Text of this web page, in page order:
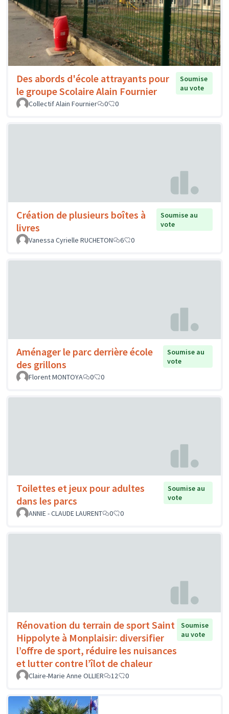
Des abords d'école attrayants pour
le groupe Scolaire Alain Fournier
Soumise
au vote
Collectif Alain Fournier
0 0
Création de plusieurs boîtes à
livres
Soumise au
vote
Vanessa Cyrielle RUCHETON
6 0
Aménager le parc derrière école
des grillons
Soumise au
vote
Florent MONTOYA
0 0
Toilettes et jeux pour adultes
dans les parcs
Soumise au
vote
ANNIE - CLAUDE LAURENT
0 0
Rénovation du terrain de sport Saint
Hippolyte à Monplaisir: diversifier
l’offre de sport, réduire les nuisances
et lutter contre l’îlot de chaleur
Soumise
au vote
Claire-Marie Anne OLLIER 12 0